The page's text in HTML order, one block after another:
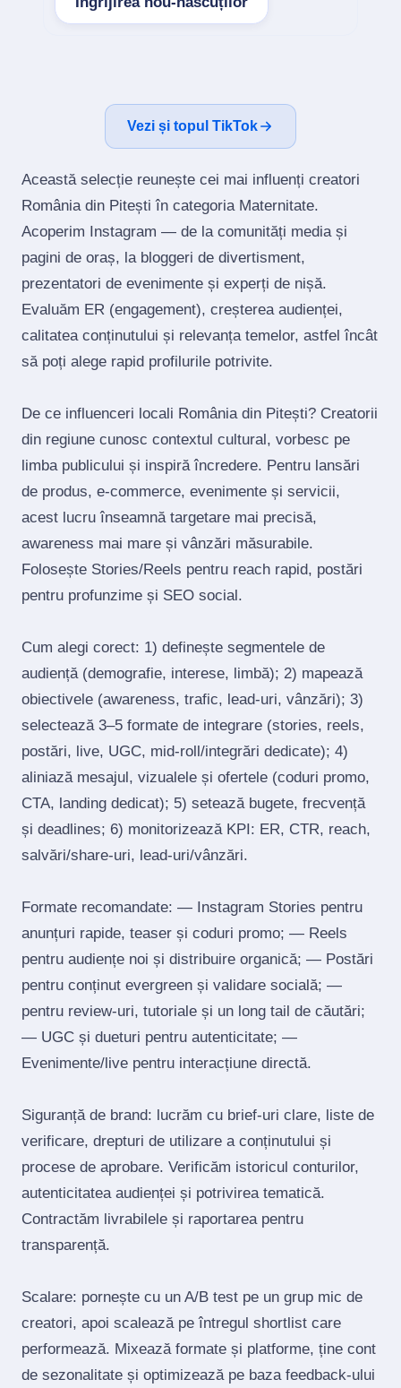
Vezi și topul TikTok
Această selecție reunește cei mai influenți creatori
România din Pitești în categoria Maternitate.
Acoperim Instagram — de la comunități media și
pagini de oraș, la bloggeri de divertisment,
prezentatori de evenimente și experți de nișă.
Evaluăm ER (engagement), creșterea audienței,
calitatea conținutului și relevanța temelor, astfel încât
să poți alege rapid profilurile potrivite.
De ce influenceri locali România din Pitești? Creatorii
din regiune cunosc contextul cultural, vorbesc pe
limba publicului și inspiră încredere. Pentru lansări
de produs, e‑commerce, evenimente și servicii,
acest lucru înseamnă targetare mai precisă,
awareness mai mare și vânzări măsurabile.
Folosește Stories/Reels pentru reach rapid, postări
pentru profunzime și SEO social.
Cum alegi corect: 1) definește segmentele de
audiență (demografie, interese, limbă); 2) mapează
obiectivele (awareness, trafic, lead‑uri, vânzări); 3)
selectează 3–5 formate de integrare (stories, reels,
postări, live, UGC, mid‑roll/integrări dedicate); 4)
aliniază mesajul, vizualele și ofertele (coduri promo,
CTA, landing dedicat); 5) setează bugete, frecvență
și deadlines; 6) monitorizează KPI: ER, CTR, reach,
salvări/share‑uri, lead‑uri/vânzări.
Formate recomandate: — Instagram Stories pentru
anunțuri rapide, teaser și coduri promo; — Reels
pentru audiențe noi și distribuire organică; — Postări
pentru conținut evergreen și validare socială; —
pentru review‑uri, tutoriale și un long tail de căutări;
— UGC și dueturi pentru autenticitate; —
Evenimente/live pentru interacțiune directă.
Siguranță de brand: lucrăm cu brief‑uri clare, liste de
verificare, drepturi de utilizare a conținutului și
procese de aprobare. Verificăm istoricul conturilor,
autenticitatea audienței și potrivirea tematică.
Contractăm livrabilele și raportarea pentru
transparență.
Scalare: pornește cu un A/B test pe un grup mic de
creatori, apoi scalează pe întregul shortlist care
performează. Mixează formate și platforme, ține cont
de sezonalitate și optimizează pe baza feedback‑ului